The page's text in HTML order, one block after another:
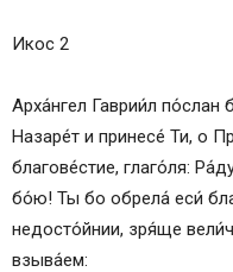
Кондак 9
Икос 9
Кондак 11
Икос 2
Ар­ха́н­гел Гаврии́л по́с­лан
Назаре́т и при­не­се́ Ти, о
благове́стие, глаго́ля:
бо́ю! Ты бо обрела́ еси́
недосто́йнии, зря́ще
взы­ва́­ем: